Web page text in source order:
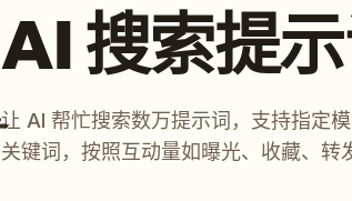
AI 搜索提
让 AI 帮忙搜索数万提示词，支持指定模
关键词，按照互动量如曝光、收藏、转